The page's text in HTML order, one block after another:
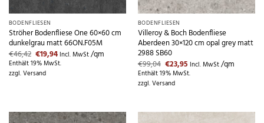
BODENFLIESEN
Ströher Bodenfliese One 60×60 cm
dunkelgrau matt 66ON.F05M
€46,42 Ursprünglicher
Preis
war:
€46,42
€19,94Aktueller
Preis
ist:
Incl. MwSt/qm
Enthält 19% MwSt.
zzgl.Versand
BODENFLIESEN
Villeroy & Boch Bodenfliese
Aberdeen 30×120 cm opal grey matt
2988 SB60
€99,04 Ursprünglicher
Preis
war:
€99,04
€23,95Aktueller
Preis
ist:
Incl. MwSt/qm
Enthält 19% MwSt.
zzgl.Versand